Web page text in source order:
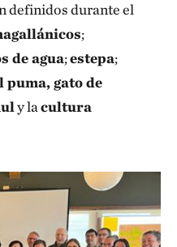
definidos durante el
;
de agua;estepa;
puma, gato de
y lacultura